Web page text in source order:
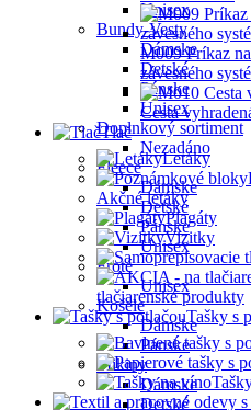
Unisex
Bundy-Vesty
Dámske
Detské
Pánske
Unisex
Doplnkový sortiment
Nezadáno
Fleece
Dámske
Detské
Pánske
Unisex
Froté
Unisex
Košele
Dámske
Pánske
Mikiny
Dámske
Detské
M009 Príkaz
závesného
Cesta
Tlač
Letáky
Akčné letáky
Plagáty
Vizitky
tlačiarenské produkty
Tašky s